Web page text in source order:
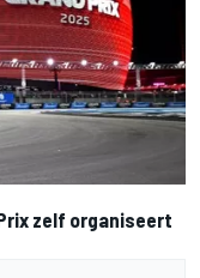
zelf organiseert